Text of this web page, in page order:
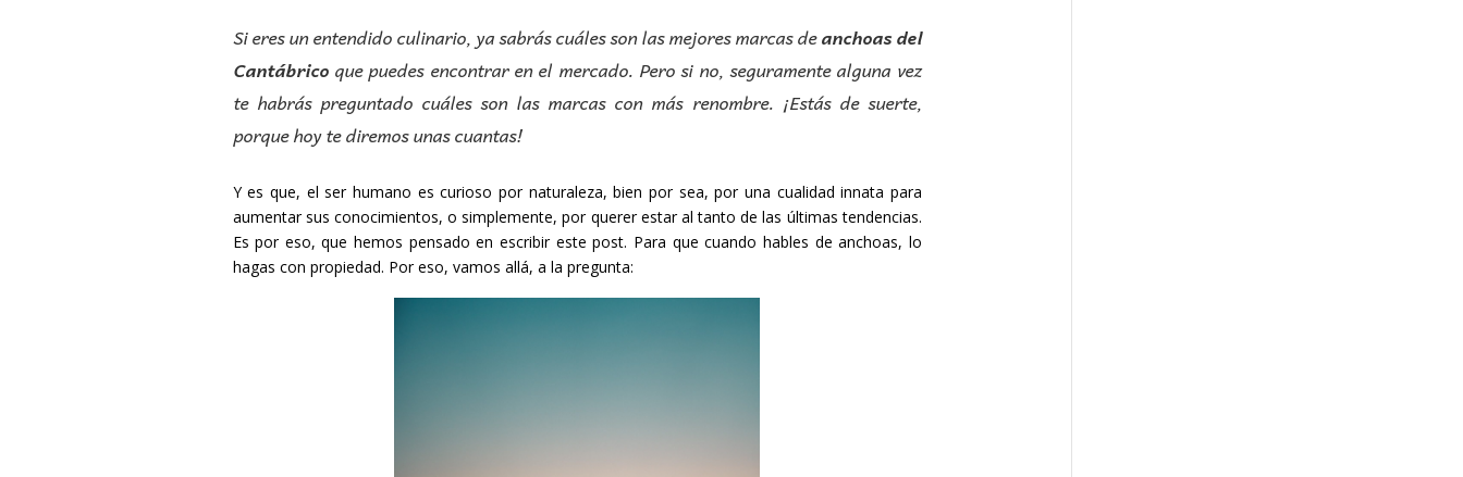
Si eres un entendido culinario, ya sabrás cuáles son las mejores marcas deanchoas del
Cantábricoque puedes encontrar en el mercado. Pero si no, seguramente alguna vez
te habrás preguntado cuáles son las marcas con más renombre. ¡Estás de suerte,
porque hoy te diremos unas cuantas!
Y es que, el ser humano es curioso por naturaleza, bien por sea, por una cualidad innata para
aumentar sus conocimientos, o simplemente, por querer estar al tanto de las últimas tendencias.
Es por eso, que hemos pensado en escribir este post. Para que cuando hables de anchoas, lo
hagas con propiedad. Por eso, vamos allá, a la pregunta: